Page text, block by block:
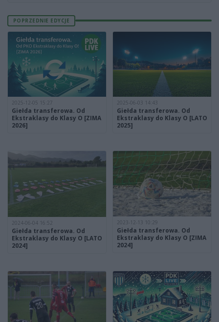
POPRZEDNIE EDYCJE
2025-12-05 15:27
Giełda transferowa. Od
Ekstraklasy do Klasy O [ZIMA
2026]
2025-06-03 14:43
Giełda transferowa. Od
Ekstraklasy do Klasy O [LATO
2025]
2024-06-04 16:52
Giełda transferowa. Od
Ekstraklasy do Klasy O [LATO
2024]
2023-12-13 10:29
Giełda transferowa. Od
Ekstraklasy do Klasy O [ZIMA
2024]